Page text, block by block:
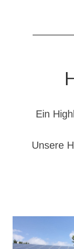
Fahrzeuge &
Ein
Unsere